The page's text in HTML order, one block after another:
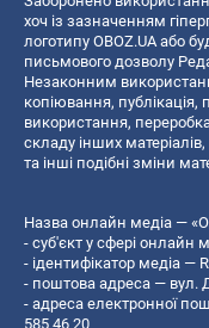
хоч із зазначенням
логотипу OBOZ.UA або
письмового дозволу
Незаконним
копiювання, публiкацiя,
використання,
складу інших
та інші подібні зміни
Назва онлайн медіа —
- суб'єкт у сфері онлайн
- ідентифікатор медіа —
- поштова адреса — вул.
- адреса електронної
585 46 20